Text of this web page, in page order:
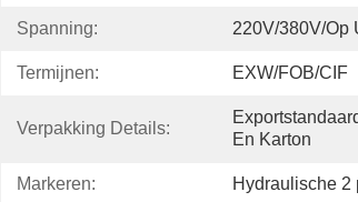
Spanning: 220V/380V/op
Termijnen: EXW/FOB/CIF
Verpakking Details:
En Karton
Markeren: Hydraulische 2